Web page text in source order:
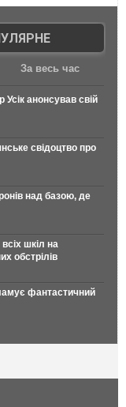
За весь час
анонсував свій
свідоцтво про
над базою, де
шкіл на
обстрілів
фантастичний